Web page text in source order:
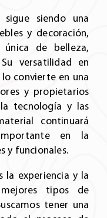
sigue siendo una
y decoración,
única de belleza,
versatilidad en
convierte en una
y propietarios
tecnología y las
continuará
en la
y funcionales.
la experiencia y la
tipos de
tener una